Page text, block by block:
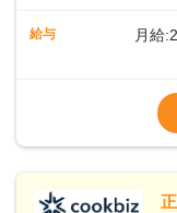
なDX（デジタルト
います。私たちは
に合わせた柔軟な
います。
給与 月給
※残
※経
給